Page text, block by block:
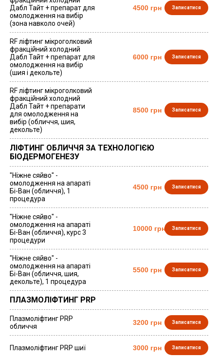
Дабл Тайт + препарат для
омолодження на вибір
(зона навколо очей)
4500 грн Записатися
RF ліфтинг мікроголковий
фракційний холодний
Дабл Тайт + препарат для
омолодження на вибір
(шия і декольте)
6000 грн Записатися
RF ліфтинг мікроголковий
фракційний холодний
Дабл Тайт + препарати
для омолодження на
вибір (обличчя, шия,
декольте)
8500 грн Записатися
ЛІФТИНГ ОБЛИЧЧЯ ЗА ТЕХНОЛОГІЄЮ
БІОДЕРМОГЕНЕЗУ
"Ніжне сяйво" -
омолодження на апараті
Бі-Ван (обличчя), 1
процедура
4500 грн Записатися
"Ніжне сяйво" -
омолодження на апараті
Бі-Ван (обличчя), курс 3
процедури
10000 грн Записатися
"Ніжне сяйво" -
омолодження на апараті
Бі-Ван (обличчя, шия,
декольте), 1 процедура
5500 грн Записатися
ПЛАЗМОЛІФТИНГ PRP
Плазмоліфтинг PRP
обличчя
3200 грн Записатися
Плазмоліфтинг PRP шиї 3000 грн Записатися